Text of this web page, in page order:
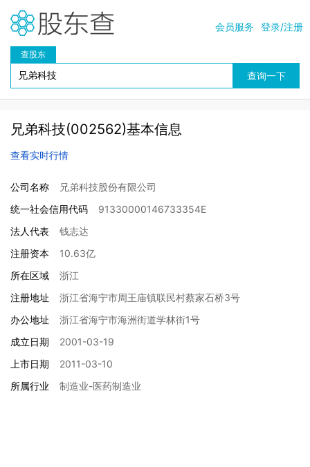
查股东
会员服务 登录/注册
兄弟科技(002562)基本信息
查看实时行情
公司名称
兄弟科技股份有限公司
统一社会信用代码
91330000146733354E
法人代表
钱志达
注册资本
10.63亿
所在区域
浙江
注册地址
浙江省海宁市周王庙镇联民村蔡家石桥3号
办公地址
浙江省海宁市海洲街道学林街1号
成立日期
2001-03-19
上市日期
2011-03-10
所属行业
制造业-医药制造业